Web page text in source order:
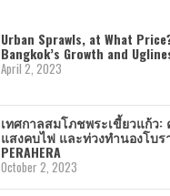
Urban Sprawls, at What
Bangkok’s Growth and
April 2, 2023
เทศกาลสมโภชพระเขี้ยวแก้ว
แสงคบไฟ และท่วงทำนองโบรา
PERAHERA
October 2, 2023